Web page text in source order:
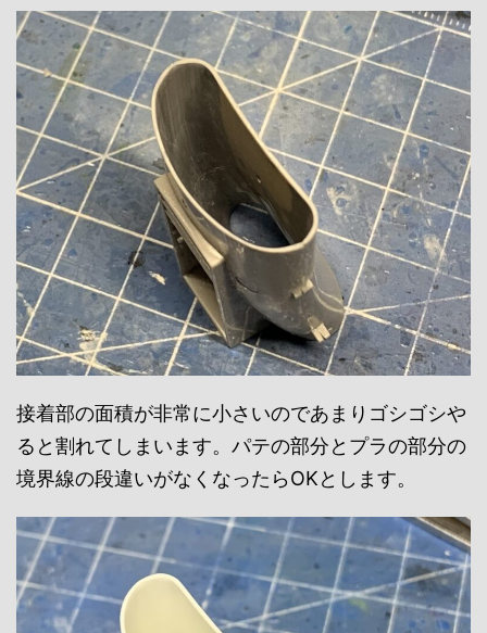
接着部の面積が非常に小さいのであまりゴシゴシや
ると割れてしまいます。パテの部分とプラの部分の
境界線の段違いがなくなったらOKとします。